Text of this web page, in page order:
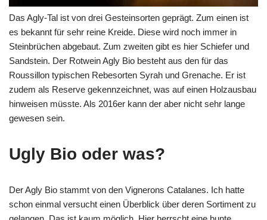
Das Agly-Tal ist von drei Gesteinsorten geprägt. Zum einen ist
es bekannt für sehr reine Kreide. Diese wird noch immer in
Steinbrüchen abgebaut. Zum zweiten gibt es hier Schiefer und
Sandstein. Der Rotwein Agly Bio besteht aus den für das
Roussillon typischen Rebesorten Syrah und Grenache. Er ist
zudem als Reserve gekennzeichnet, was auf einen Holzausbau
hinweisen müsste. Als 2016er kann der aber nicht sehr lange
gewesen sein.
Ugly Bio oder was?
Der Agly Bio stammt von den Vignerons Catalanes. Ich hatte
schon einmal versucht einen Überblick über deren Sortiment zu